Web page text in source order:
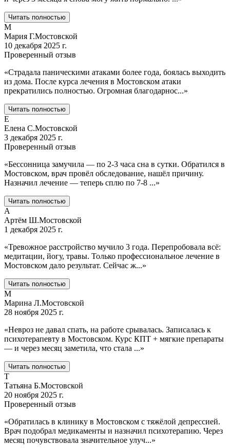
Читать полностью
М
Мария Г.Мостовской
10 декабря 2025 г.
Проверенный отзыв
«Страдала паническими атаками более года, боялась выходить
из дома. После курса лечения в Мостовском атаки
прекратились полностью. Огромная благодарнос...»
Читать полностью
Е
Елена С.Мостовской
3 декабря 2025 г.
Проверенный отзыв
«Бессонница замучила — по 2-3 часа сна в сутки. Обратился в
Мостовском, врач провёл обследование, нашёл причину.
Назначил лечение — теперь сплю по 7-8 ...»
Читать полностью
А
Артём Ш.Мостовской
1 декабря 2025 г.
«Тревожное расстройство мучило 3 года. Перепробовала всё:
медитации, йогу, травы. Только профессиональное лечение в
Мостовском дало результат. Сейчас ж...»
Читать полностью
М
Марина Л.Мостовской
28 ноября 2025 г.
«Невроз не давал спать, на работе срывалась. Записалась к
психотерапевту в Мостовском. Курс КПТ + мягкие препараты
— и через месяц заметила, что стала ...»
Читать полностью
Т
Татьяна Б.Мостовской
20 ноября 2025 г.
Проверенный отзыв
«Обратилась в клинику в Мостовском с тяжёлой депрессией.
Врач подобрал медикаменты и назначил психотерапию. Через
месяц почувствовала значительное улуч...»